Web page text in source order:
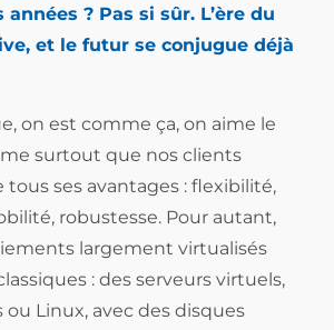
? Pas si sûr. L’ère du
et le futur se conjugue déjà
on est comme ça, on aime le
surtout que nos clients
ses avantages : flexibilité,
robustesse. Pour autant,
largement virtualisés
: des serveurs virtuels,
Linux, avec des disques